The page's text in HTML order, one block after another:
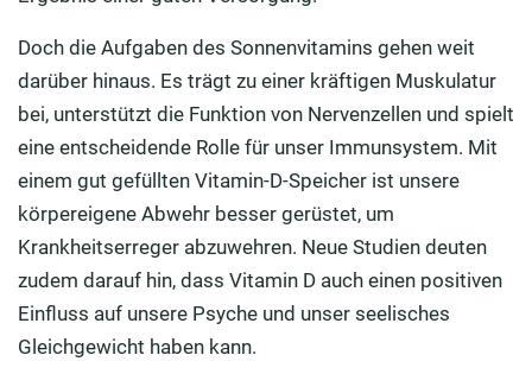
Doch die Aufgaben des Sonnenvitamins gehen weit
darüber hinaus. Es trägt zu einer kräftigen Muskulatur
bei, unterstützt die Funktion von Nervenzellen und spielt
eine entscheidende Rolle für unser Immunsystem. Mit
einem gut gefüllten Vitamin-D-Speicher ist unsere
körpereigene Abwehr besser gerüstet, um
Krankheitserreger abzuwehren. Neue Studien deuten
zudem darauf hin, dass Vitamin D auch einen positiven
Einfluss auf unsere Psyche und unser seelisches
Gleichgewicht haben kann.